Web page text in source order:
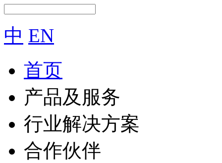
中 EN
首页
产品及服务
行业解决方案
合作伙伴